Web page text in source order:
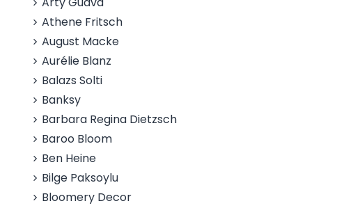
Athene Fritsch
August Macke
Aurélie Blanz
Balazs Solti
Banksy
Barbara Regina Dietzsch
Baroo Bloom
Ben Heine
Bilge Paksoylu
Bloomery Decor